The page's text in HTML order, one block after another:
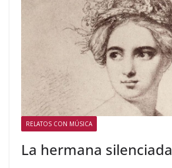
RELATOS CON MÚSICA
La hermana silenciada